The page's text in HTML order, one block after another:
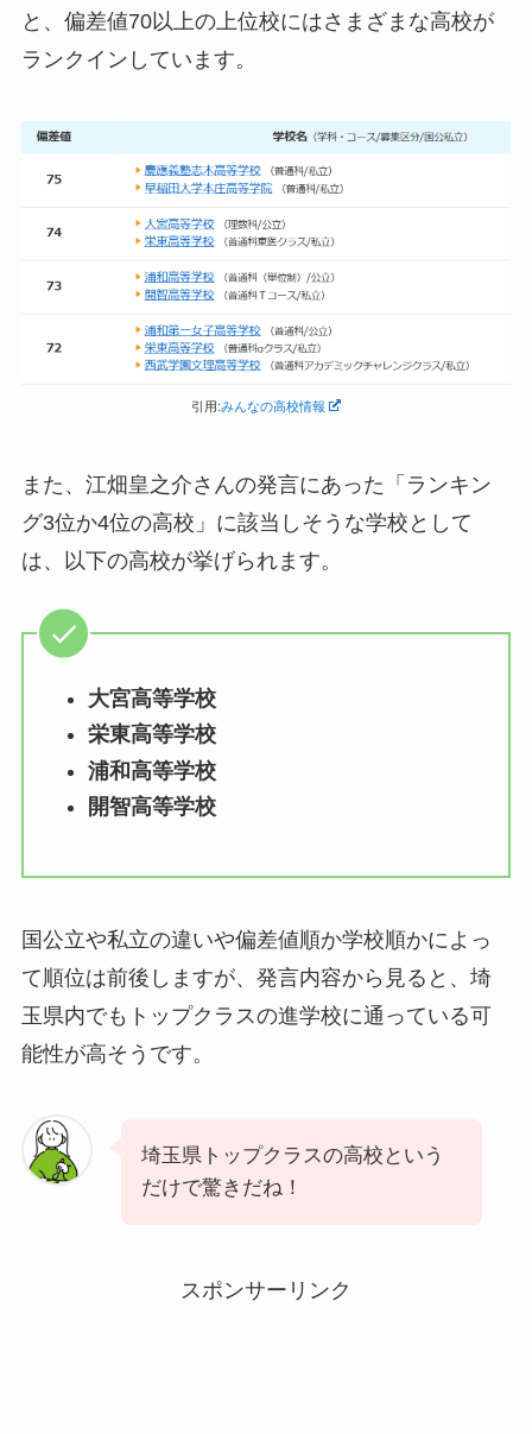
と、偏差値70以上の上位校にはさまざまな高校が
ランクインしています。
引用:みんなの高校情報
また、江畑皇之介さんの発言にあった「ランキン
グ3位か4位の高校」に該当しそうな学校として
は、以下の高校が挙げられます。
大宮高等学校
栄東高等学校
浦和高等学校
開智高等学校
国公立や私立の違いや偏差値順か学校順かによっ
て順位は前後しますが、発言内容から見ると、埼
玉県内でもトップクラスの進学校に通っている可
能性が高そうです。
埼玉県トップクラスの高校という
だけで驚きだね！
スポンサーリンク